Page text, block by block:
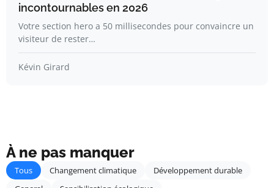
incontournables en 2026
Votre section hero a 50 millisecondes pour convaincre un
visiteur de rester…
Kévin Girard
À ne pas manquer
Tous Changement climatique
Développement durable